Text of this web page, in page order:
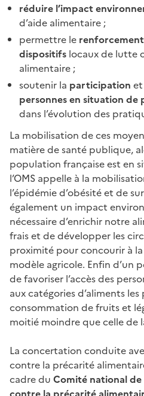
réduire l’impact
d’aide alimentaire ;
permettre le renforcement
dispositifs locaux de lutte
alimentaire ;
soutenir la participation et
personnes en situation
dans l’évolution des
La mobilisation de ces
matière de santé publique,
population française est en
l’OMS appelle à la
l’épidémie d’obésité et de
également un impact
nécessaire d’enrichir notre
frais et de développer les
proximité pour concourir à
modèle agricole. Enfin d’un
de favoriser l’accès des
aux catégories d’aliments les
consommation de fruits et
moitié moindre que celle de
La concertation conduite
contre la précarité
cadre du Comité national